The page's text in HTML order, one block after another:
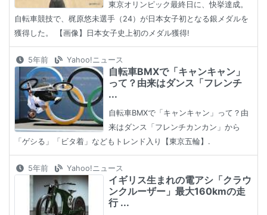
東京オリンピック最終日に、快挙達成。
自転車競技で、梶原悠未選手（24）が日本女子初となる銀メダルを
獲得した。 【画像】日本女子史上初のメダル獲得!
5年前 Yahoo!ニュース
自転車BMXで「キャンキャン」
って？由来はダンス「フレンチ
...
自転車BMXで「キャンキャン」って？由
来はダンス「フレンチカンカン」から
「ゲシる」「ビタ着」などもトレンド入り【東京五輪】.
5年前 Yahoo!ニュース
イギリス生まれの電アシ「クラウ
ンクルーザー」最大160kmの走
行 ...